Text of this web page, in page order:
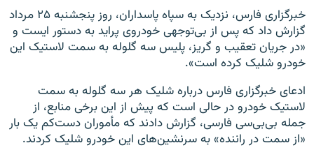
خبرگزاری فارس، نزدیک به سپاه پاسداران، روز پنجشنبه ۲۵ مرداد
گزارش داد که پس از بی‌توجهی خودروی پراید به دستور ایست و
«در جریان تعقیب و گریز، پلیس سه گلوله به سمت لاستیک این
خودرو شلیک کرده است».
ادعای خبرگزاری فارس درباره شلیک هر سه گلوله به سمت
لاستیک خودرو در حالی است که پیش از این برخی منابع، از
جمله بی‌بی‌سی فارسی، گزارش دادند که مأموران دست‌کم یک بار
«از سمت در راننده» به سرنشین‌های این خودرو شلیک کردند.